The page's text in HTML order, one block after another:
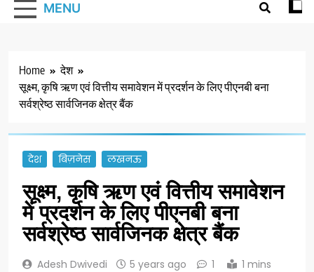
MENU
Home
देश
सूक्ष्म, कृषि ऋण एवं वित्तीय समावेशन में प्रदर्शन के लिए पीएनबी बना
सर्वश्रेष्ठ सार्वजिनक क्षेत्र बैंक
देश बिज़नेस लखनऊ
सूक्ष्म, कृषि ऋण एवं वित्तीय समावेशन
में प्रदर्शन के लिए पीएनबी बना
सर्वश्रेष्ठ सार्वजिनक क्षेत्र बैंक
Adesh Dwivedi 5 years ago 1 1 mins